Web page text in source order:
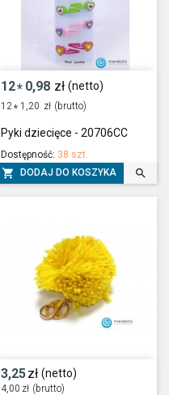
12* 0,98 zł (netto)
12* 1,20 zł (brutto)
Pyki dziecięce - 20706CC
Dostępność: 38 szt.
 DODAJ DO KOSZYKA 
3,25zł (netto)
4,00 zł (brutto)